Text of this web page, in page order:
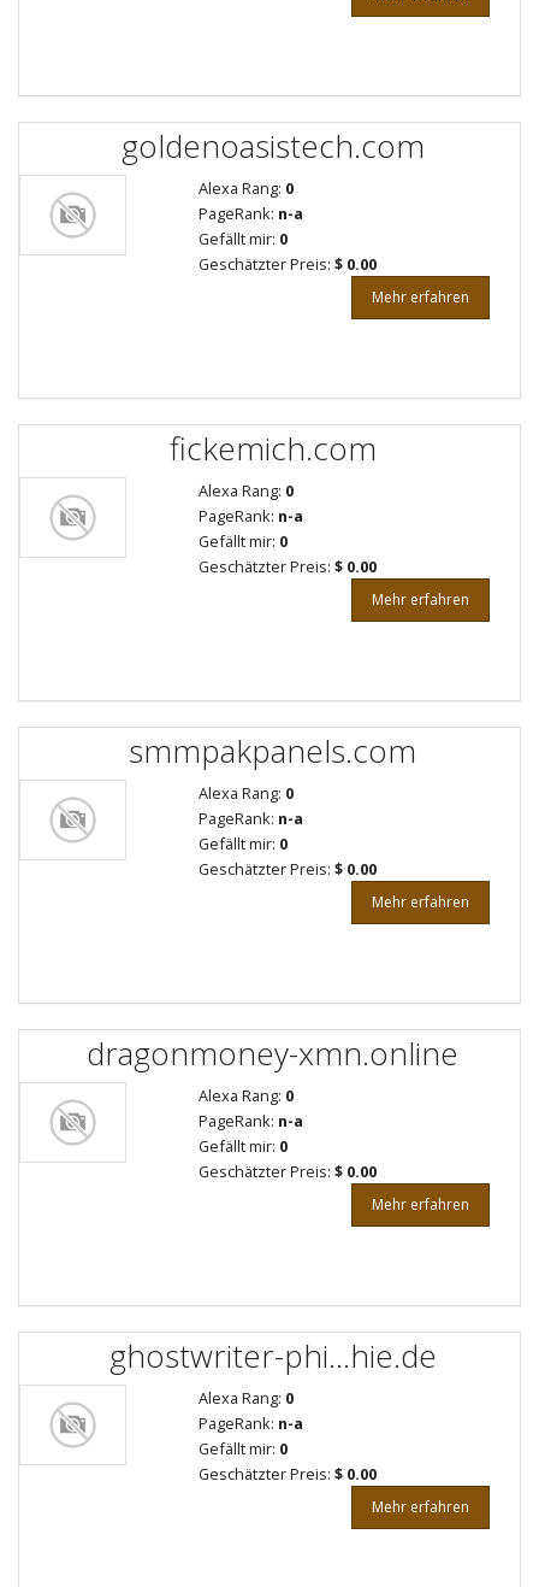
goldenoasistech.com
Alexa Rang: 0
PageRank: n-a
Gefällt mir: 0
Geschätzter Preis: $ 0.00
Mehr erfahren
fickemich.com
Alexa Rang: 0
PageRank: n-a
Gefällt mir: 0
Geschätzter Preis: $ 0.00
Mehr erfahren
smmpakpanels.com
Alexa Rang: 0
PageRank: n-a
Gefällt mir: 0
Geschätzter Preis: $ 0.00
Mehr erfahren
dragonmoney-xmn.online
Alexa Rang: 0
PageRank: n-a
Gefällt mir: 0
Geschätzter Preis: $ 0.00
Mehr erfahren
ghostwriter-phi...hie.de
Alexa Rang: 0
PageRank: n-a
Gefällt mir: 0
Geschätzter Preis: $ 0.00
Mehr erfahren